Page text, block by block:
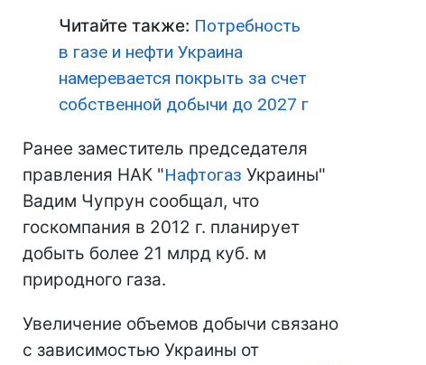
Читайте также: Потребность
в газе и нефти Украина
намеревается покрыть за счет
собственной добычи до 2027 г
Ранее заместитель председателя
правления НАК "Нафтогаз Украины"
Вадим Чупрун сообщал, что
госкомпания в 2012 г. планирует
добыть более 21 млрд куб. м
природного газа.
Увеличение объемов добычи связано
с зависимостью Украины от